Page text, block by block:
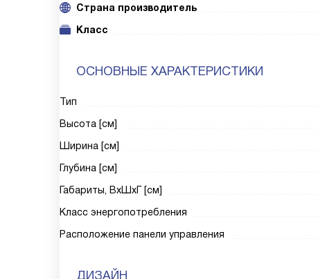
Cтрана производитель
Класс
ОСНОВНЫЕ ХАРАКТЕРИСТИКИ
Тип
Высота [см]
Ширина [см]
Глубина [см]
Габариты, ВxШxГ [см]
Класс энергопотребления
Расположение панели управления
ДИЗАЙН